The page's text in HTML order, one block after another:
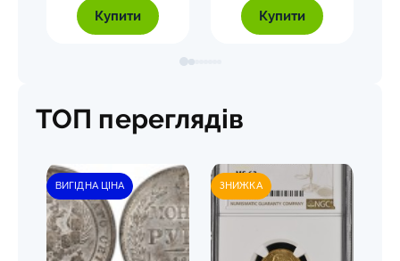
Купити Купити
ТОП переглядів
ВИГІДНА ЦІНА ЗНИЖКА